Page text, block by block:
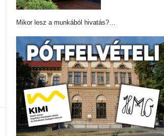
Mikor lesz a munkából hivatás?…